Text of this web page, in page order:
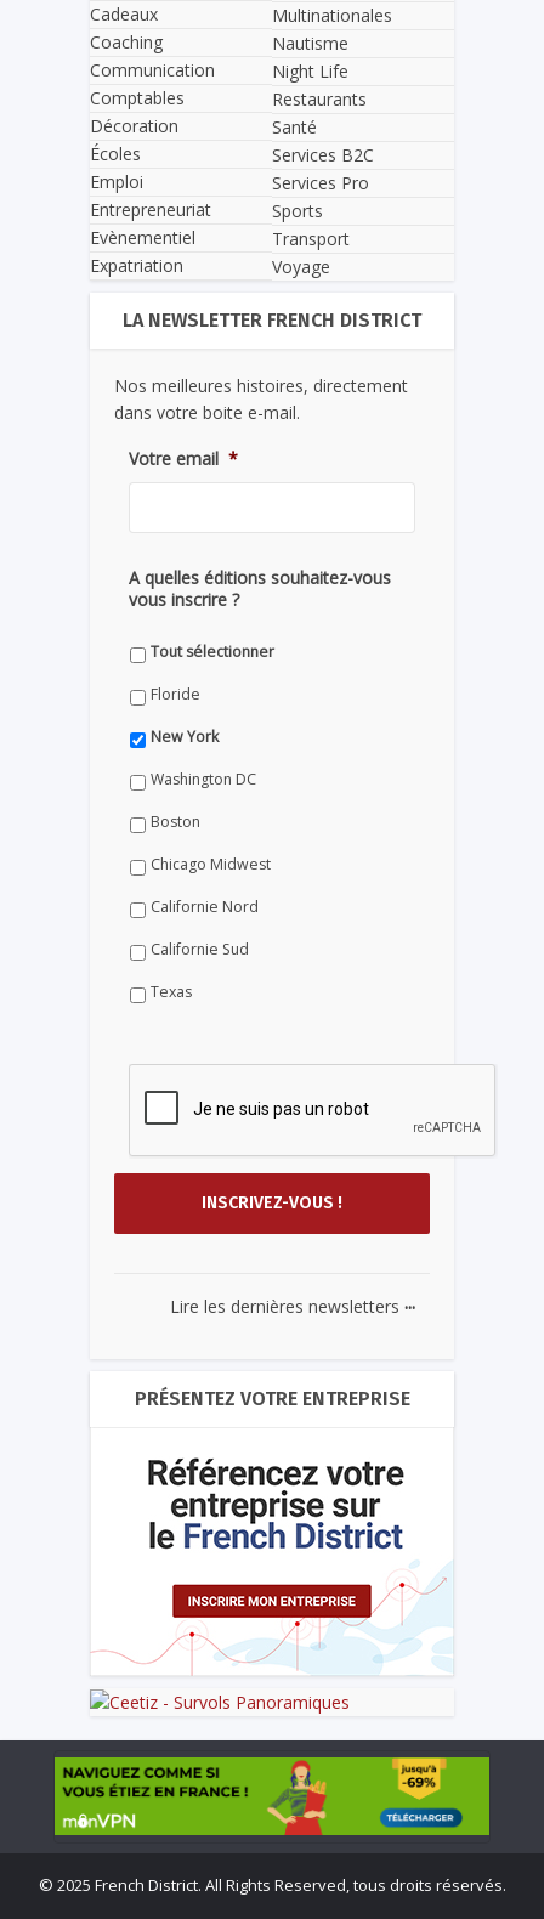
Cadeaux
Coaching
Communication
Comptables
Décoration
Écoles
Emploi
Entrepreneuriat
Evènementiel
Expatriation
Multinationales
Nautisme
Night Life
Restaurants
Santé
Services B2C
Services Pro
Sports
Transport
Voyage
LA NEWSLETTER FRENCH DISTRICT
Nos meilleures histoires, directement
dans votre boite e-mail.
Votre email *
A quelles éditions souhaitez-vous
vous inscrire ?
Tout sélectionner
Floride
New York
Washington DC
Boston
Chicago Midwest
Californie Nord
Californie Sud
Texas
Lire les dernières newsletters ...
PRÉSENTEZ VOTRE ENTREPRISE
© 2025 French District. All Rights Reserved, tous droits réservés.